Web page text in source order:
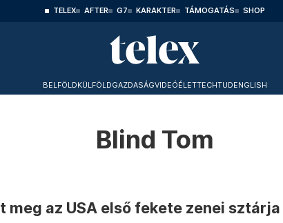
TELEX AFTER G7 KARAKTER TÁMOGATÁS SHOP
BELFÖLDKÜLFÖLDGAZDASÁGVIDEÓÉLETTECHTUDENGLISH
Blind Tom
meg az USA első fekete zenei sztárja